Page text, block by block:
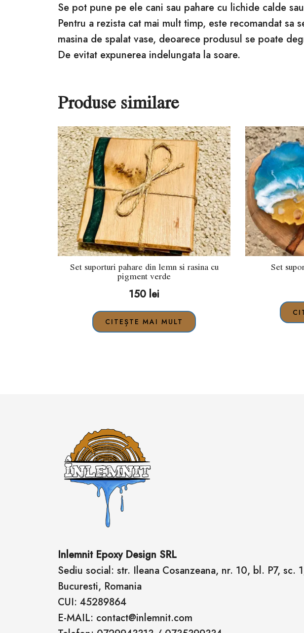
Se pot pune pe ele cani sau pahare cu lichide calde
Pentru a rezista cat mai mult timp, este recomandat
masina de spalat vase, deoarece produsul se poate
De evitat expunerea indelungata la soare.
Produse similare
Set suporturi pahare din lemn si rasina cu
pigment verde
150 lei
CITEȘTE MAI MULT
Set
Inlemnit Epoxy Design SRL
Sediu social: str. Ileana Cosanzeana, nr. 10, bl. P7, sc.
Bucuresti, Romania
CUI: 45289864
E-MAIL: contact@inlemnit.com